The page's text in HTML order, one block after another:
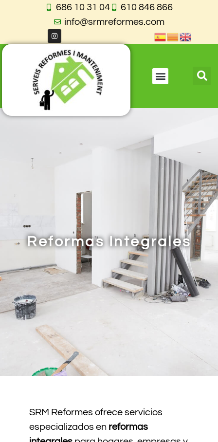
686 10 31 04
610 846 866
info@srmreformes.com
Reformas Integrales
SRM Reformes ofrece servicios
especializados en reformas